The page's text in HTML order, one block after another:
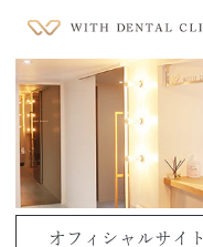
オフィシャルサイト